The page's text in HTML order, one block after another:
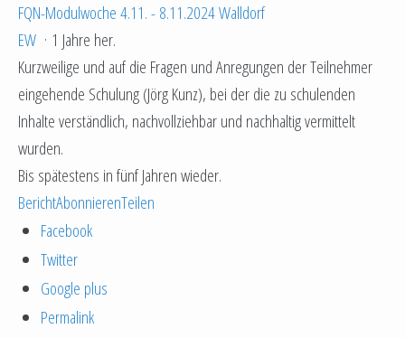
FQN-Modulwoche 4.11. - 8.11.2024 Walldorf
EW · 1 Jahre her.
Kurzweilige und auf die Fragen und Anregungen der Teilnehmer
eingehende Schulung (Jörg Kunz), bei der die zu schulenden
Inhalte verständlich, nachvollziehbar und nachhaltig vermittelt
wurden.
Bis spätestens in fünf Jahren wieder.
BerichtAbonnierenTeilen
Facebook
Twitter
Google plus
Permalink